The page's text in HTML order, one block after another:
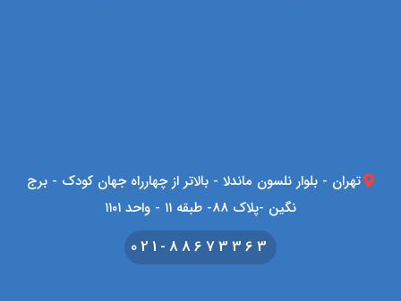
تهران - بلوار نلسون ماندلا - بالاتر از چهارراه جهان کودک - برج
نگین -پلاک 88- طبقه ۱۱ - واحد ۱۱۰۱
021-88673363